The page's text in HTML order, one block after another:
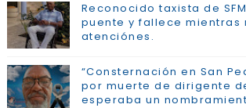
Reconocido taxista de
puente y fallece mientras
atenciónes.
“Consternación en San
por muerte de dirigente
esperaba un